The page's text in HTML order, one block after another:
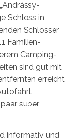
Schloss in
Schlösser
Familien-
Camping-
sind gut mit
erreicht
super
informativ und